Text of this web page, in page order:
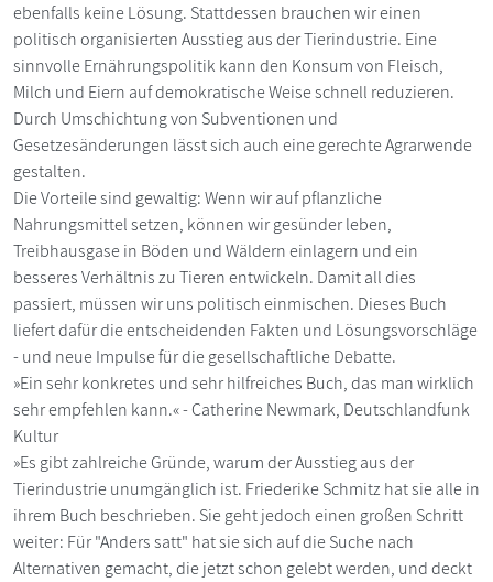
ebenfalls keine Lösung. Stattdessen brauchen wir einen
politisch organisierten Ausstieg aus der Tierindustrie. Eine
sinnvolle Ernährungspolitik kann den Konsum von Fleisch,
Milch und Eiern auf demokratische Weise schnell reduzieren.
Durch Umschichtung von Subventionen und
Gesetzesänderungen lässt sich auch eine gerechte Agrarwende
gestalten.
Die Vorteile sind gewaltig: Wenn wir auf pflanzliche
Nahrungsmittel setzen, können wir gesünder leben,
Treibhausgase in Böden und Wäldern einlagern und ein
besseres Verhältnis zu Tieren entwickeln. Damit all dies
passiert, müssen wir uns politisch einmischen. Dieses Buch
liefert dafür die entscheidenden Fakten und Lösungsvorschläge
- und neue Impulse für die gesellschaftliche Debatte.
»Ein sehr konkretes und sehr hilfreiches Buch, das man wirklich
sehr empfehlen kann.« - Catherine Newmark, Deutschlandfunk
Kultur
»Es gibt zahlreiche Gründe, warum der Ausstieg aus der
Tierindustrie unumgänglich ist. Friederike Schmitz hat sie alle in
ihrem Buch beschrieben. Sie geht jedoch einen großen Schritt
weiter: Für "Anders satt" hat sie sich auf die Suche nach
Alternativen gemacht, die jetzt schon gelebt werden, und deckt